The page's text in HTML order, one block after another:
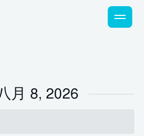
月 8, 2026